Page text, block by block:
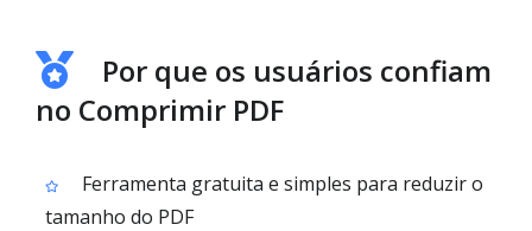
Por que os usuários confiam
no Comprimir PDF
Ferramenta gratuita e simples para reduzir o
tamanho do PDF